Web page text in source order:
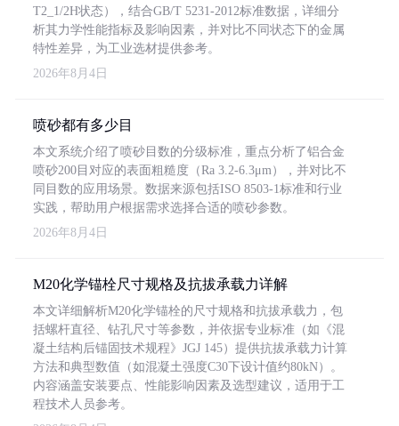
T2_1/2H状态），结合GB/T 5231-2012标准数据，详细分
析其力学性能指标及影响因素，并对比不同状态下的金属
特性差异，为工业选材提供参考。
2026年8月4日
喷砂都有多少目
本文系统介绍了喷砂目数的分级标准，重点分析了铝合金
喷砂200目对应的表面粗糙度（Ra 3.2-6.3μm），并对比不
同目数的应用场景。数据来源包括ISO 8503-1标准和行业
实践，帮助用户根据需求选择合适的喷砂参数。
2026年8月4日
M20化学锚栓尺寸规格及抗拔承载力详解
本文详细解析M20化学锚栓的尺寸规格和抗拔承载力，包
括螺杆直径、钻孔尺寸等参数，并依据专业标准（如《混
凝土结构后锚固技术规程》JGJ 145）提供抗拔承载力计算
方法和典型数值（如混凝土强度C30下设计值约80kN）。
内容涵盖安装要点、性能影响因素及选型建议，适用于工
程技术人员参考。